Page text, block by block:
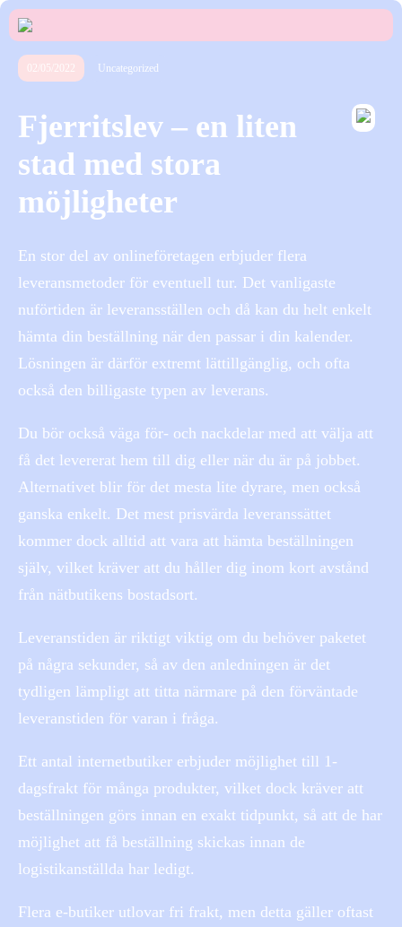
02/05/2022 Uncategorized
Fjerritslev – en liten
stad med stora
möjligheter
En stor del av onlineföretagen erbjuder flera
leveransmetoder för eventuell tur. Det vanligaste
nuförtiden är leveransställen och då kan du helt enkelt
hämta din beställning när den passar i din kalender.
Lösningen är därför extremt lättillgänglig, och ofta
också den billigaste typen av leverans.
Du bör också väga för- och nackdelar med att välja att
få det levererat hem till dig eller när du är på jobbet.
Alternativet blir för det mesta lite dyrare, men också
ganska enkelt. Det mest prisvärda leveranssättet
kommer dock alltid att vara att hämta beställningen
själv, vilket kräver att du håller dig inom kort avstånd
från nätbutikens bostadsort.
Leveranstiden är riktigt viktig om du behöver paketet
på några sekunder, så av den anledningen är det
tydligen lämpligt att titta närmare på den förväntade
leveranstiden för varan i fråga.
Ett antal internetbutiker erbjuder möjlighet till 1-
dagsfrakt för många produkter, vilket dock kräver att
beställningen görs innan en exakt tidpunkt, så att de har
möjlighet att få beställning skickas innan de
logistikanställda har ledigt.
Flera e-butiker utlovar fri frakt, men detta gäller oftast